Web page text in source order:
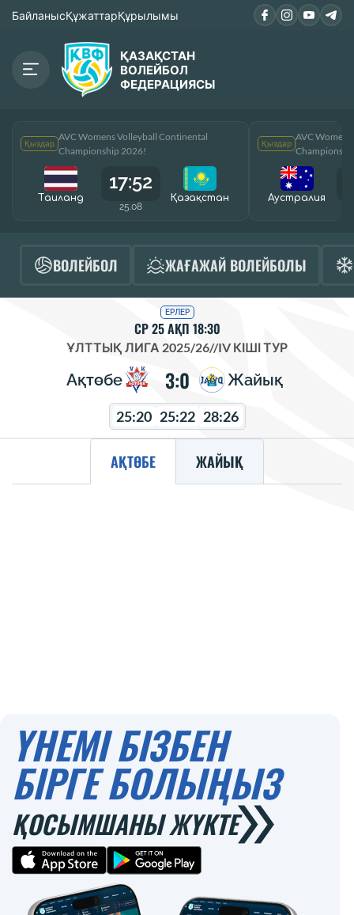
БайланысҚұжаттарҚұрылымы
ҚАЗАҚСТАН
ВОЛЕЙБОЛ
ФЕДЕРАЦИЯСЫ
Қыздар
AVC Womens Volleyball Continental
Championship 2026!
Таиланд
17:52
25.08
Қазақcтан
Қыздар
AVC
Аустралия
ВОЛЕЙБОЛ ЖАҒАЖАЙ ВОЛЕЙБОЛЫ
ЕРЛЕР
СР 25 АҚП 18:30
ҰЛТТЫҚ ЛИГА 2025/26//IV КІШІ ТУР
Ақтөбе 3:0 Жайық
25:20 25:22 28:26
АҚТӨБЕ ЖАЙЫҚ
ҮНЕМІ БІЗБЕН
БІРГЕ БОЛЫҢЫЗ
ҚОСЫМШАНЫ ЖҮКТЕ